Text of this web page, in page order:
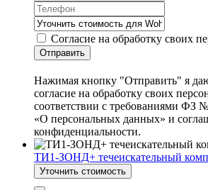
Согласие на обработку своих
Отправить
Нажимая кнопку "Отправить" я
согласие на обработку своих
соответствии с требованиями ФЗ
«О персональных данных» и
конфиденциальности.
ТИ1-ЗОНД+ течеискательный
Уточнить стоимость